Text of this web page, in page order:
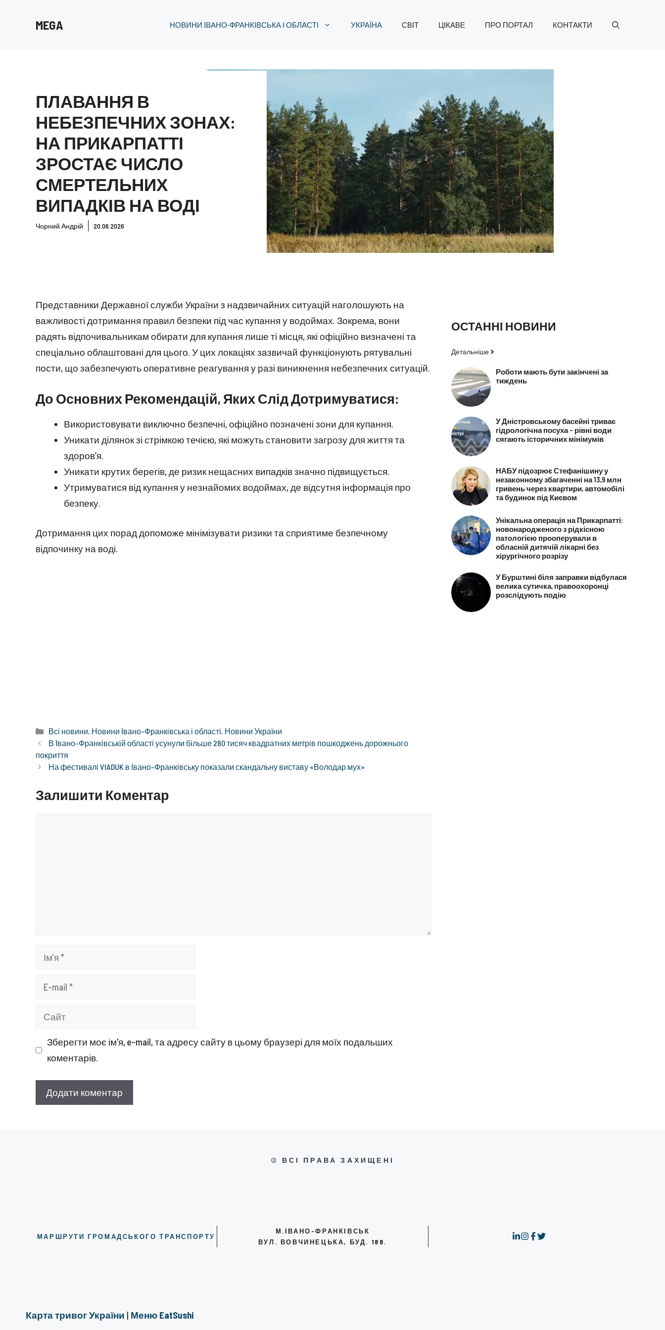
MEGA НОВИНИ ІВАНО-ФРАНКІВСЬКА І ОБЛАСТІ УКРАЇНА СВІТ ЦІКАВЕ ПРО ПОРТАЛ КОНТАКТИ
ПЛАВАННЯ В
НЕБЕЗПЕЧНИХ ЗОНАХ:
НА ПРИКАРПАТТІ
ЗРОСТАЄ ЧИСЛО
СМЕРТЕЛЬНИХ
ВИПАДКІВ НА ВОДІ
Чорний Андрій 20.06.2026
Представники Державної служби України з надзвичайних ситуацій наголошують на
важливості дотримання правил безпеки під час купання у водоймах. Зокрема, вони
радять відпочивальникам обирати для купання лише ті місця, які офіційно визначені та
спеціально облаштовані для цього. У цих локаціях зазвичай функціонують рятувальні
пости, що забезпечують оперативне реагування у разі виникнення небезпечних ситуацій.
До Основних Рекомендацій, Яких Слід Дотримуватися:
Використовувати виключно безпечні, офіційно позначені зони для купання.
Уникати ділянок зі стрімкою течією, які можуть становити загрозу для життя та
здоров’я.
Уникати крутих берегів, де ризик нещасних випадків значно підвищується.
Утримуватися від купання у незнайомих водоймах, де відсутня інформація про
безпеку.
Дотримання цих порад допоможе мінімізувати ризики та сприятиме безпечному
відпочинку на воді.
Категорії
Всі новини, Новини Івано-Франківська і області, Новини України
В Івано-Франківській області усунули більше 280 тисяч квадратних метрів пошкоджень дорожнього
покриття
На фестивалі VIADUK в Івано-Франківську показали скандальну виставу «Володар мух»
Залишити Коментар
Ім’я
Сайт
Зберегти моє ім'я, e-mail, та адресу сайту в цьому браузері для моїх подальших
коментарів.
ОСТАННІ НОВИНИ
Детальніше
Роботи мають бути закінчені за
тиждень
У Дністровському басейні триває
гідрологічна посуха – рівні води
сягають історичних мінімумів
НАБУ підозрює Стефанішину у
незаконному збагаченні на 13,9 млн
гривень через квартири, автомобілі
та будинок під Києвом
Унікальна операція на Прикарпатті:
новонародженого з рідкісною
патологією прооперували в
обласній дитячій лікарні без
хірургічного розрізу
У Бурштині біля заправки відбулася
велика сутичка, правоохоронці
розслідують подію
© ВСІ ПРАВА ЗАХИЩЕНІ
МАРШРУТИ ГРОМАДСЬКОГО ТРАНСПОРТУ
М.ІВАНО-ФРАНКІВСЬК
ВУЛ. ВОВЧИНЕЦЬКА, БУД. 188.
Карта тривог України | Меню EatSushi